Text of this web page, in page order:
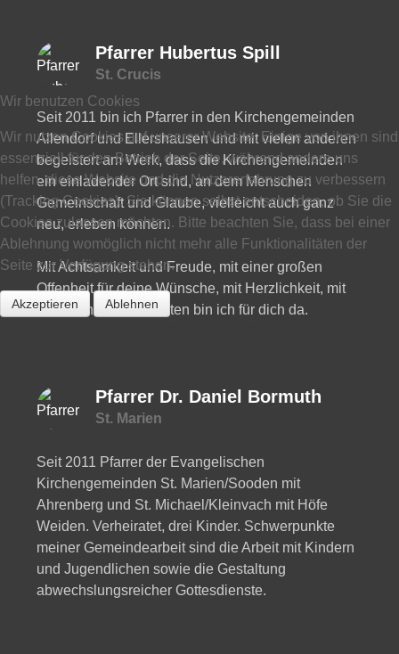
Pfarrer Hubertus Spill
St. Crucis
Seit 2011 bin ich Pfarrer in den Kirchengemeinden
Allendorf und Ellershausen und mit vielen anderen
begeistert am Werk, dass die Kirchengemeinden
ein einladender Ort sind, an dem Menschen
Gemeinschaft und Glaube, vielleicht auch ganz
neu, erleben können.
Mit Achtsamkeit und Freude, mit einer großen
Offenheit für deine Wünsche, mit Herzlichkeit, mit
Musik und guten Worten bin ich für dich da.
Pfarrer Dr. Daniel Bormuth
St. Marien
Seit 2011 Pfarrer der Evangelischen
Kirchengemeinden St. Marien/Sooden mit
Ahrenberg und St. Michael/Kleinvach mit Höfe
Weiden. Verheiratet, drei Kinder. Schwerpunkte
meiner Gemeindearbeit sind die Arbeit mit Kindern
und Jugendlichen sowie die Gestaltung
abwechslungsreicher Gottesdienste.
Wir benutzen Cookies
Wir nutzen Cookies auf unserer Website. Einige von ihnen sind
essenziell für den Betrieb der Seite, während andere uns
helfen, diese Website und die Nutzererfahrung zu verbessern
(Tracking Cookies). Sie können selbst entscheiden, ob Sie die
Cookies zulassen möchten. Bitte beachten Sie, dass bei einer
Ablehnung womöglich nicht mehr alle Funktionalitäten der
Seite zur Verfügung stehen.
Akzeptieren Ablehnen